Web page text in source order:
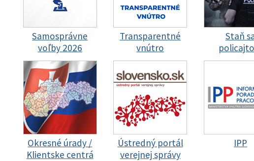
Samosprávne
voľby 2026
Transparentné
vnútro
Staň
Okresné úrady /
Klientske centrá
Ústredný portál
verejnej správy
IPP